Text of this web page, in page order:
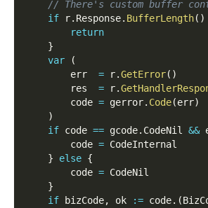
// There's custom buffer
if r. Response. BufferLength( )
return
}
var
(
        err
= r.GetError( )
        res
= r.
        code
= gerror. Code(err)
)
if code == gcode. CodeNil &&
        code
= CodeInternal
}
else {
        code
= CodeNil
}
if bizCode, ok := code. (